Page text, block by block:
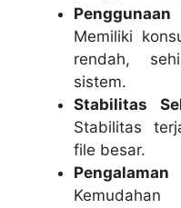
Memiliki
rendah,
sistem.
Stabilitas
Stabilitas
file besar.